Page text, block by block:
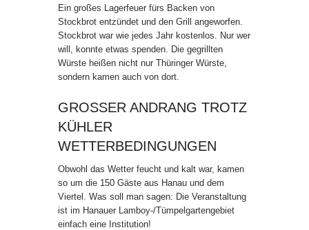
Ein großes Lagerfeuer fürs Backen von
Stockbrot entzündet und den Grill angeworfen.
Stockbrot war wie jedes Jahr kostenlos. Nur wer
will, konnte etwas spenden. Die gegrillten
Würste heißen nicht nur Thüringer Würste,
sondern kamen auch von dort.
GROSSER ANDRANG TROTZ K
ÜHLER W
ETTERBEDINGUNGEN
Obwohl das Wetter feucht und kalt war, kamen
so um die 150 Gäste aus Hanau und dem
Viertel. Was soll man sagen: Die Veranstaltung
ist im Hanauer Lamboy-/Tümpelgartengebiet
einfach eine Institution!